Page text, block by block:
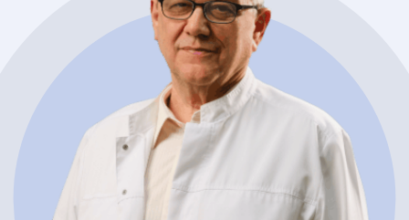
Стационар
Психиатрия
Цены
Терапия
Контакты